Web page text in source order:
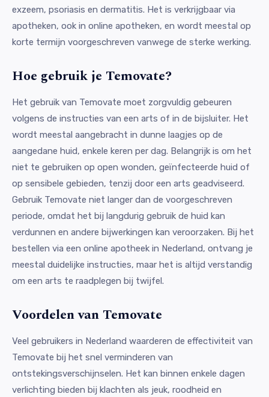
exzeem, psoriasis en dermatitis. Het is verkrijgbaar via
apotheken, ook in online apotheken, en wordt meestal op
korte termijn voorgeschreven vanwege de sterke werking.
Hoe gebruik je Temovate?
Het gebruik van Temovate moet zorgvuldig gebeuren
volgens de instructies van een arts of in de bijsluiter. Het
wordt meestal aangebracht in dunne laagjes op de
aangedane huid, enkele keren per dag. Belangrijk is om het
niet te gebruiken op open wonden, geïnfecteerde huid of
op sensibele gebieden, tenzij door een arts geadviseerd.
Gebruik Temovate niet langer dan de voorgeschreven
periode, omdat het bij langdurig gebruik de huid kan
verdunnen en andere bijwerkingen kan veroorzaken. Bij het
bestellen via een online apotheek in Nederland, ontvang je
meestal duidelijke instructies, maar het is altijd verstandig
om een arts te raadplegen bij twijfel.
Voordelen van Temovate
Veel gebruikers in Nederland waarderen de effectiviteit van
Temovate bij het snel verminderen van
ontstekingsverschijnselen. Het kan binnen enkele dagen
verlichting bieden bij klachten als jeuk, roodheid en